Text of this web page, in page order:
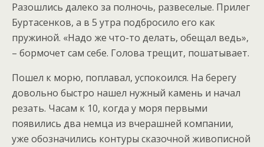
Разошлись далеко за полночь, развеселые. Прилег
Буртасенков, а в 5 утра подбросило его как
пружиной. «Надо же что-то делать, обещал ведь»,
– бормочет сам себе. Голова трещит, пошатывает.
Пошел к морю, поплавал, успокоился. На берегу
довольно быстро нашел нужный камень и начал
резать. Часам к 10, когда у моря первыми
появились два немца из вчерашней компании,
уже обозначились контуры сказочной живописной